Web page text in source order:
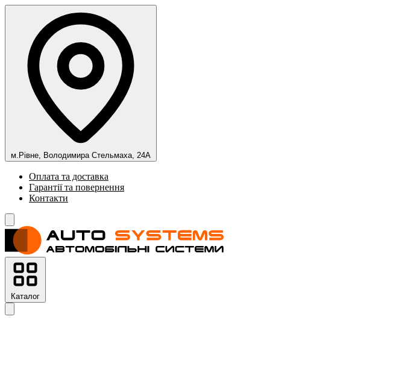
м.Рівне, Володимира Стельмаха, 24А
Оплата та доставка
Гарантії та повернення
Контакти
Каталог